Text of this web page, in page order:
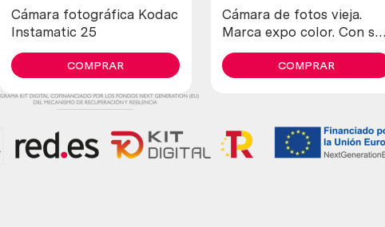
Cámara fotográfica Kodac
Instamatic 25
COMPRAR
Cámara de fotos vieja.
Marca expo color. Con su
estuche original.
COMPRAR